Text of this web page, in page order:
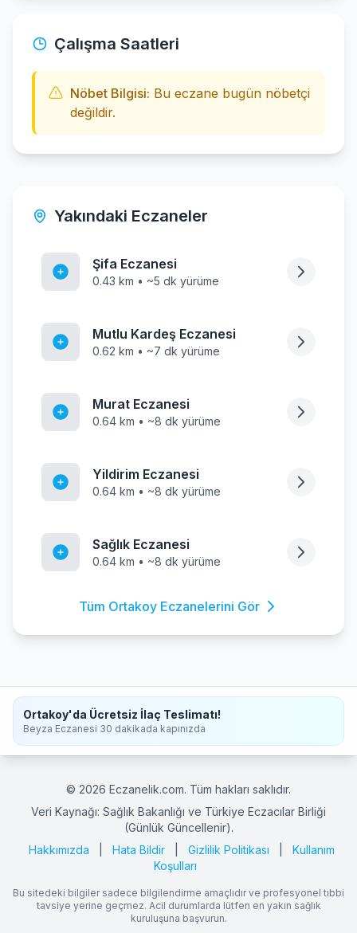
Çalışma Saatleri
Nöbet Bilgisi: Bu eczane bugün nöbetçi
değildir.
Yakındaki Eczaneler
Şifa Eczanesi
0.43 km • ~5 dk yürüme
Mutlu Kardeş Eczanesi
0.62 km • ~7 dk yürüme
Murat Eczanesi
0.64 km • ~8 dk yürüme
Yildirim Eczanesi
0.64 km • ~8 dk yürüme
Sağlık Eczanesi
0.64 km • ~8 dk yürüme
Tüm Ortakoy Eczanelerini Gör
Ortakoy'da Ücretsiz İlaç Teslimatı!
Beyza Eczanesi 30 dakikada kapınızda
© 2026 Eczanelik.com. Tüm hakları saklıdır.
Veri Kaynağı: Sağlık Bakanlığı ve Türkiye Eczacılar Birliği
(Günlük Güncellenir).
Hakkımızda
Hata Bildir Gizlilik Politikası
Kullanım
Koşulları
Bu sitedeki bilgiler sadece bilgilendirme amaçlıdır ve profesyonel tıbbi
tavsiye yerine geçmez. Acil durumlarda lütfen en yakın sağlık
kuruluşuna başvurun.